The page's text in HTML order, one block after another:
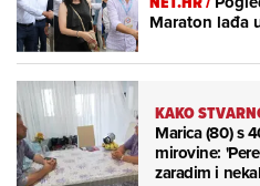
Maraton lađa
KAKO
Marica (80) s
mirovine:
zaradim i